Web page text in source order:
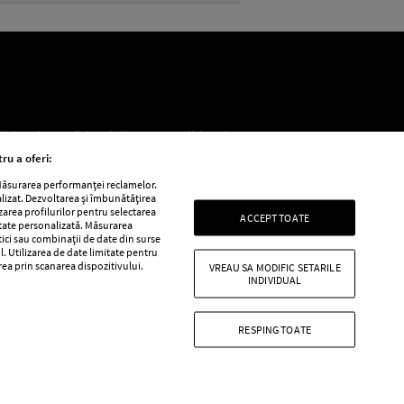
de confidențialitate
Politica de
Retete practice
a oferi:
performanței reclamelor.
Dezvoltarea și îmbunătățirea
profilurilor pentru selectarea
personalizată. Măsurarea
sau combinații de date din surse
Utilizarea de date limitate pentru
prin scanarea dispozitivului.
ACCEPT TOATE
RESPING TOATE
VREAU SA MODIFIC SETARILE
INDIVIDUAL